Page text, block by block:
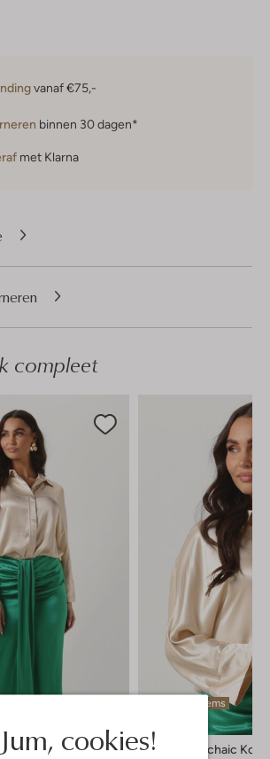
Jum, cookies!
vanaf €75,-
binnen 30 dagen*
met Klarna
compleet
Laatste items
Greek Archaic Kori